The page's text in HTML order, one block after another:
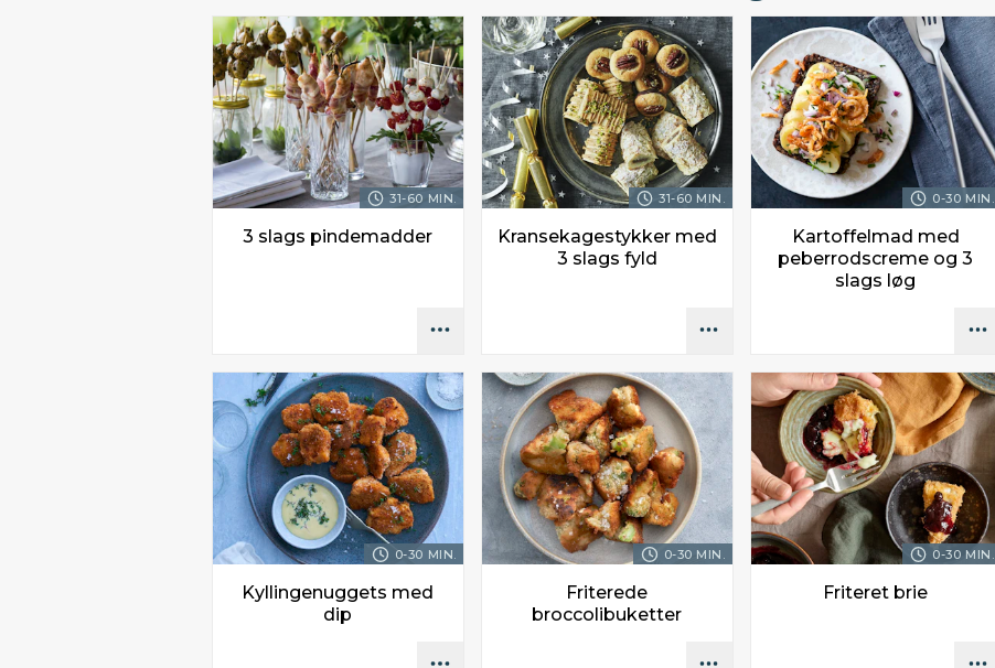
31-60 MIN.
3 slags pindemadder
31-60 MIN.
Kransekagestykker med
3 slags fyld
0-30 MIN.
Kartoffelmad med
peberrodscreme og 3
slags løg
0-30 MIN.
Kyllingenuggets med
dip
0-30 MIN.
Friterede
broccolibuketter
0-30 MIN.
Friteret brie